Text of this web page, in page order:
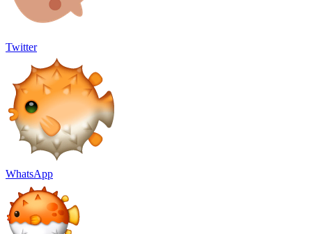
Twitter
WhatsApp